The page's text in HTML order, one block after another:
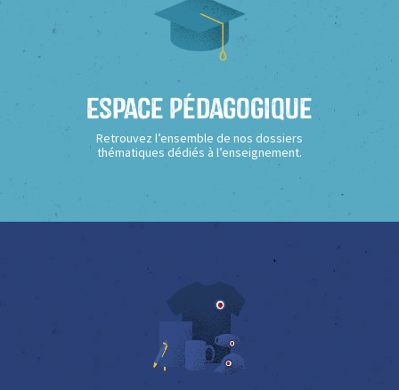
Espace Pédagogique
Retrouvez l’ensemble de nos dossiers
thématiques dédiés à l’enseignement.